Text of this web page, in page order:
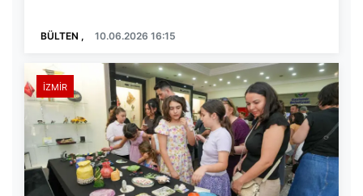
BÜLTEN , 10.06.2026 16:15
İZMIR